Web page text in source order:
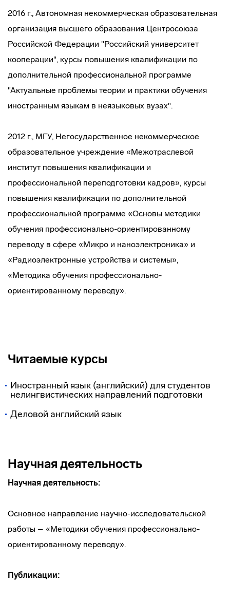
2016 г., Автономная некоммерческая образовательная
организация высшего образования Центросоюза
Российской Федерации "Российский университет
кооперации", курсы повышения квалификации по
дополнительной профессиональной программе
"Актуальные проблемы теории и практики обучения
иностранным языкам в неязыковых вузах".
2012 г., МГУ, Негосударственное некоммерческое
образовательное учреждение «Межотраслевой
институт повышения квалификации и
профессиональной переподготовки кадров», курсы
повышения квалификации по дополнительной
профессиональной программе «Основы методики
обучения профессионально-ориентированному
переводу в сфере «Микро и наноэлектроника» и
«Радиоэлектронные устройства и системы»,
«Методика обучения профессионально-
ориентированному переводу».
Читаемые курсы
Иностранный язык (английский) для студентов
нелингвистических направлений подготовки
Деловой английский язык
Научная деятельность
Научная деятельность:
Основное направление научно-исследовательской
работы – «Методики обучения профессионально-
ориентированному переводу».
Публикации: